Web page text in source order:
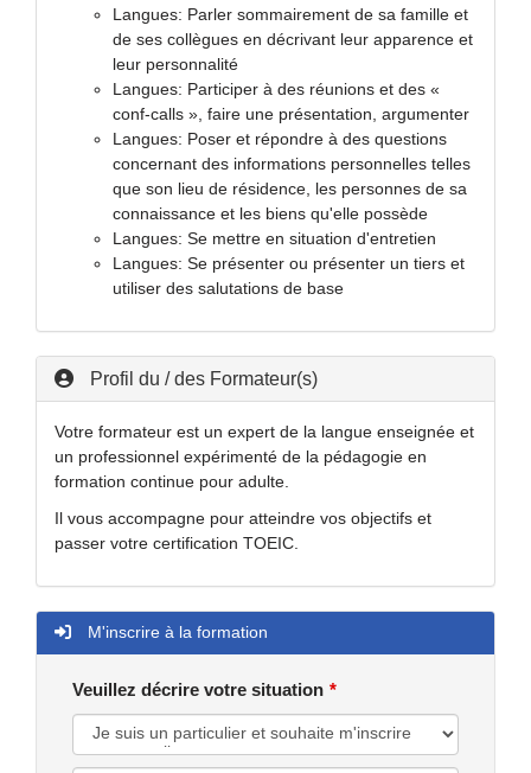
Langues: Parler sommairement de sa famille et
de ses collègues en décrivant leur apparence et
leur personnalité
Langues: Participer à des réunions et des «
conf-calls », faire une présentation, argumenter
Langues: Poser et répondre à des questions
concernant des informations personnelles telles
que son lieu de résidence, les personnes de sa
connaissance et les biens qu'elle possède
Langues: Se mettre en situation d'entretien
Langues: Se présenter ou présenter un tiers et
utiliser des salutations de base
Profil du / des Formateur(s)
Votre formateur est un expert de la langue enseignée et
un professionnel expérimenté de la pédagogie en
formation continue pour adulte.
Il vous accompagne pour atteindre vos objectifs et
passer votre certification TOEIC.
M'inscrire à la formation
Veuillez décrire votre situation